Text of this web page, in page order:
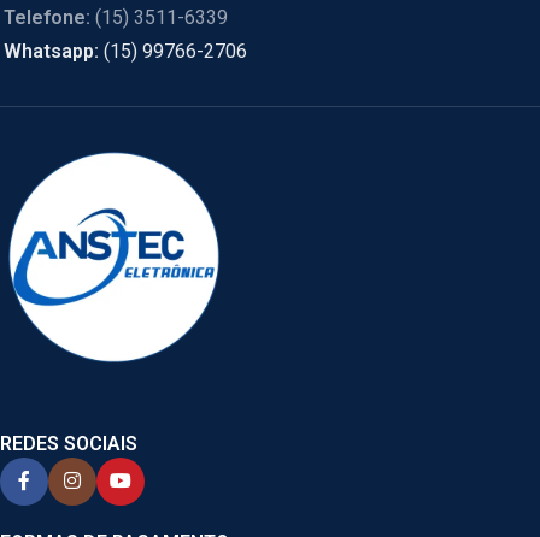
Telefone: (15) 3511-6339
Whatsapp: (15) 99766-2706
REDES SOCIAIS